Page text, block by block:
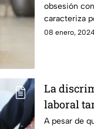
anorexia?
obsesión
caracteriza
08 enero,
La
laboral
por
A pesar de